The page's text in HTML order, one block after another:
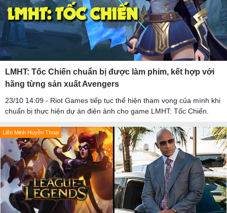
LMHT: Tốc Chiến chuẩn bị được làm phim, kết hợp với
hãng từng sản xuất Avengers
23/10 14:09 - Riot Games tiếp tục thể hiện tham vọng của mình khi
chuẩn bị thực hiện dự án điện ảnh cho game LMHT: Tốc Chiến.
Liên Minh Huyền Thoại